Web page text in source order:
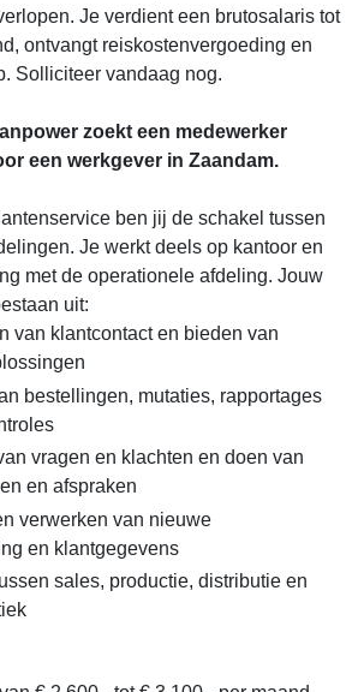
Je verdient een brutosalaris tot
ontvangt reiskostenvergoeding en
Solliciteer vandaag nog.
zoekt een medewerker
een werkgever in Zaandam.
ben jij de schakel tussen
Je werkt deels op kantoor en
met de operationele afdeling. Jouw
uit:
van klantcontact en bieden van
bestellingen, mutaties, rapportages
vragen en klachten en doen van
en afspraken
verwerken van nieuwe
en klantgegevens
sales, productie, distributie en